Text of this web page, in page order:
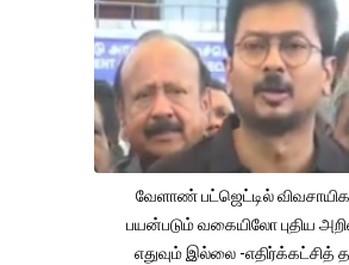
வேளாண் பட்ஜெட்டில்
பயன்படும் வகையிலோ புதிய
எதுவும் இல்லை -எதிர்க்கட்சித்